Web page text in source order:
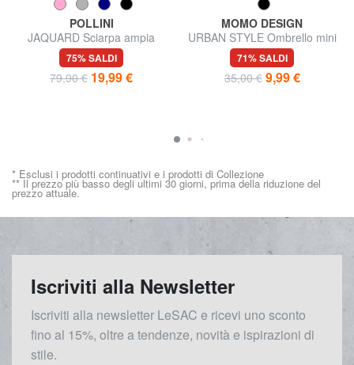
POLLINI
JAQUARD Sciarpa ampia
75% SALDI
79,90 € 19,99 €
MOMO DESIGN
URBAN STYLE Ombrello mini
71% SALDI
35,00 € 9,99 €
* Esclusi i prodotti continuativi e i prodotti di Collezione
** Il prezzo più basso degli ultimi 30 giorni, prima della riduzione del
prezzo attuale.
Iscriviti alla Newsletter
Iscriviti alla newsletter LeSAC e ricevi uno sconto
fino al 15%, oltre a tendenze, novità e ispirazioni di
stile.